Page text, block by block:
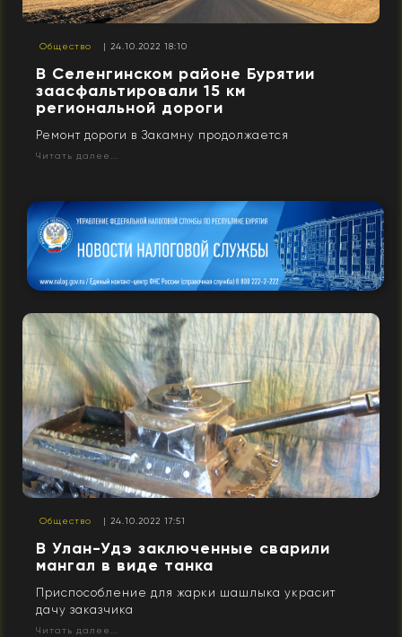
Общество | 24.10.2022 18:10
В Селенгинском районе Бурятии
заасфальтировали 15 км
региональной дороги
Ремонт дороги в Закамну продолжается
Читать далее...
Общество | 24.10.2022 17:51
В Улан-Удэ заключенные сварили
мангал в виде танка
Приспособление для жарки шашлыка украсит
дачу заказчика
Читать далее...